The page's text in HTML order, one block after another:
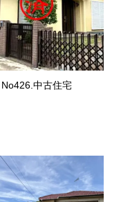
No426.中古住宅